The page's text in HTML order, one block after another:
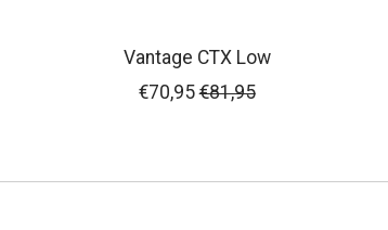
Vantage CTX Low
€70,95 €81,95